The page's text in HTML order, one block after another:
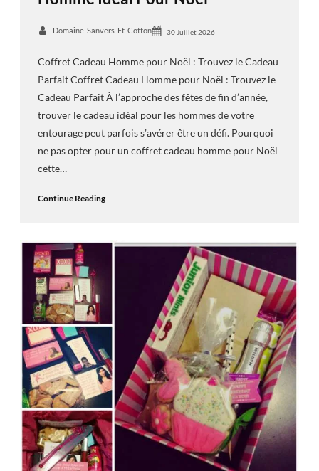
Domaine-Sanvers-Et-Cotton 30 Juillet 2026
Coffret Cadeau Homme pour Noël : Trouvez le Cadeau
Parfait Coffret Cadeau Homme pour Noël : Trouvez le
Cadeau Parfait À l’approche des fêtes de fin d’année,
trouver le cadeau idéal pour les hommes de votre
entourage peut parfois s’avérer être un défi. Pourquoi
ne pas opter pour un coffret cadeau homme pour Noël
cette…
Continue Reading